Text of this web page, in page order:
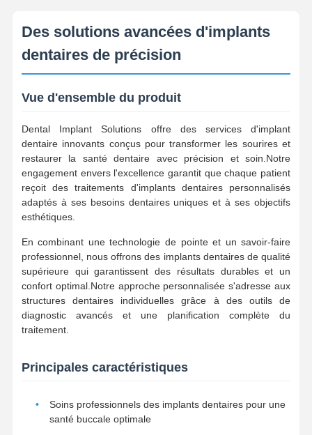
Des solutions avancées d'implants
dentaires de précision
Vue d'ensemble du produit
Dental Implant Solutions offre des services d'implant
dentaire innovants conçus pour transformer les sourires et
restaurer la santé dentaire avec précision et soin.Notre
engagement envers l'excellence garantit que chaque patient
reçoit des traitements d'implants dentaires personnalisés
adaptés à ses besoins dentaires uniques et à ses objectifs
esthétiques.
En combinant une technologie de pointe et un savoir-faire
professionnel, nous offrons des implants dentaires de qualité
supérieure qui garantissent des résultats durables et un
confort optimal.Notre approche personnalisée s'adresse aux
structures dentaires individuelles grâce à des outils de
diagnostic avancés et une planification complète du
traitement.
Principales caractéristiques
Soins professionnels des implants dentaires pour une
santé buccale optimale